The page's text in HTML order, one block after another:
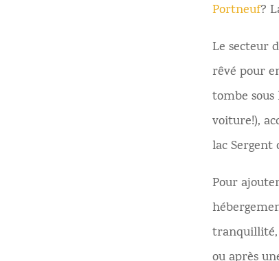
Portneuf?
Le secteur
rêvé pour
tombe
voiture!),
lac Sergent
Pour
tranquillité,